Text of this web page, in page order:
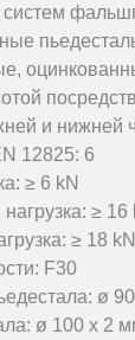
и нижней
12825: 6
≥ 6 kN
≥ 16
≥ 18 kN
F30
ø
ø 100 х 2